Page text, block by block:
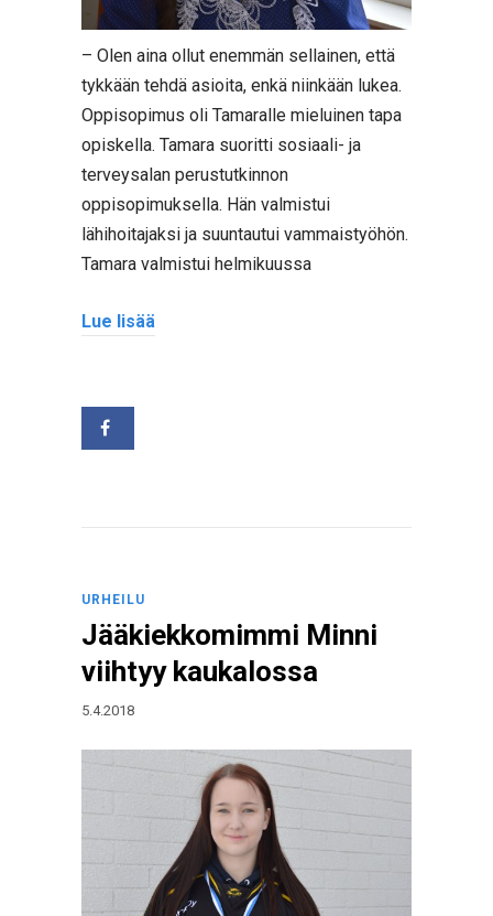
– Olen aina ollut enemmän sellainen, että
tykkään tehdä asioita, enkä niinkään lukea.
Oppisopimus oli Tamaralle mieluinen tapa
opiskella. Tamara suoritti sosiaali- ja
terveysalan perustutkinnon
oppisopimuksella. Hän valmistui
lähihoitajaksi ja suuntautui vammaistyöhön.
Tamara valmistui helmikuussa
Lue lisää
URHEILU
Jääkiekkomimmi Minni
viihtyy kaukalossa
5.4.2018